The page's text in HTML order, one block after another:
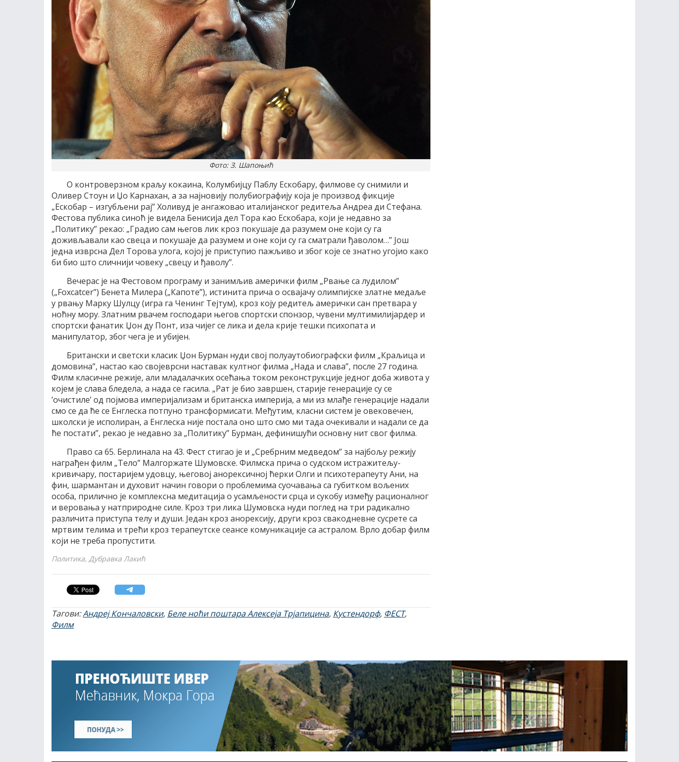
Фото: З. Шапоњић
О контроверзном краљу кокаина, Колумбијцу Паблу Ескобару, филмове су снимили и
Оливер Стоун и Џо Карнахан, а за најновију полубиографију која је производ фикције
„Ескобар – изгубљени рај” Холивуд је ангажовао италијанског редитеља Андреа ди Стефана.
Фестова публика синоћ је видела Бенисија дел Тора као Ескобара, који је недавно за
„Политику” рекао: „Градио сам његов лик кроз покушаје да разумем оне који су га
доживљавали као свеца и покушаје да разумем и оне који су га сматрали ђаволом…” Још
једна изврсна Дел Торова улога, којој је приступио пажљиво и због које се знатно угојио како
би био што сличнији човеку „свецу и ђаволу”.
Вечерас је на Фестовом програму и занимљив амерички филм „Рвање са лудилом”
(„Foxcatcer”) Бенета Милера („Капоте”), истинита прича о освајачу олимпијске златне медаље
у рвању Марку Шулцу (игра га Ченинг Тејтум), кроз коју редитељ амерички сан претвара у
ноћну мору. Златним рвачем господари његов спортски спонзор, чувени мултимилијардер и
спортски фанатик Џон ду Понт, иза чијег се лика и дела крије тешки психопата и
манипулатор, због чега је и убијен.
Британски и светски класик Џон Бурман нуди свој полуаутобиографски филм „Краљица и
домовина”, настао као својеврсни наставак култног филма „Нада и слава”, после 27 година.
Филм класичне режије, али младалачких осећања током реконструкције једног доба живота у
којем је слава бледела, а нада се гасила. „Рат је био завршен, старије генерације су се
’очистиле’ од појмова империјализам и британска империја, а ми из млађе генерације надали
смо се да ће се Енглеска потпуно трансформисати. Међутим, класни систем је овековечен,
школски је исполиран, а Енглеска није постала оно што смо ми тада очекивали и надали се да
ће постати”, рекао је недавно за „Политику” Бурман, дефинишући основну нит свог филма.
Право са 65. Берлинала на 43. Фест стигао је и „Сребрним медведом” за најбољу режију
награђен филм „Тело” Малгоржате Шумовске. Филмска прича о судском истражитељу-
кривичару, постаријем удовцу, његовој анорексичној ћерки Олги и психотерапеуту Ани, на
фин, шармантан и духовит начин говори о проблемима суочавања са губитком вољених
особа, прилично је комплексна медитација о усамљености срца и сукобу између рационалног
и веровања у натприродне силе. Кроз три лика Шумовска нуди поглед на три радикално
различита приступа телу и души. Један кроз анорексију, други кроз свакодневне сусрете са
мртвим телима и трећи кроз терапеутске сеансе комуникације са астралом. Врло добар филм
који не треба пропустити.
Политика, Дубравка Лакић
Тагови:Андреј Кончаловски, Беле ноћи поштара Алексеја Трјапицина, Кустендорф, ФЕСТ,
Филм